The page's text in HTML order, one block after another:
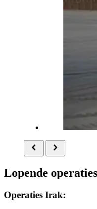
Lopende
Operaties Irak: